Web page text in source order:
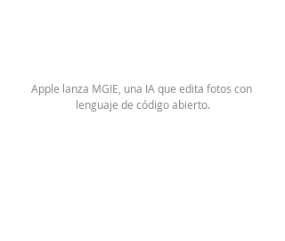
Apple lanza MGIE, una IA que edita fotos con
lenguaje de código abierto.